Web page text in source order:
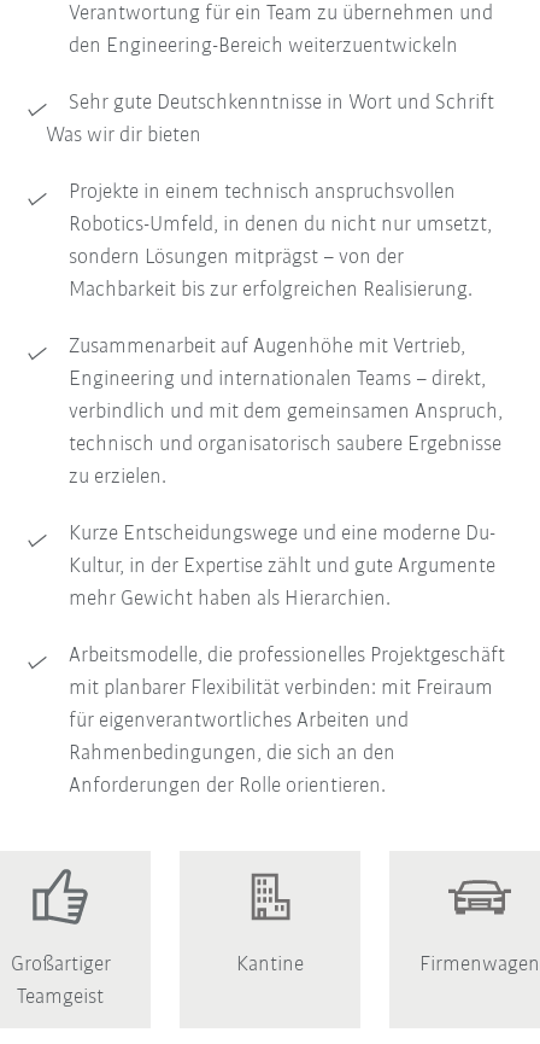
Verantwortung für ein Team zu übernehmen und
den Engineering-Bereich weiterzuentwickeln
Sehr gute Deutschkenntnisse in Wort und Schrift
Was wir dir bieten
Projekte in einem technisch anspruchsvollen
Robotics-Umfeld, in denen du nicht nur umsetzt,
sondern Lösungen mitprägst – von der
Machbarkeit bis zur erfolgreichen Realisierung.
Zusammenarbeit auf Augenhöhe mit Vertrieb,
Engineering und internationalen Teams – direkt,
verbindlich und mit dem gemeinsamen Anspruch,
technisch und organisatorisch saubere Ergebnisse
zu erzielen.
Kurze Entscheidungswege und eine moderne Du-
Kultur, in der Expertise zählt und gute Argumente
mehr Gewicht haben als Hierarchien.
Arbeitsmodelle, die professionelles Projektgeschäft
mit planbarer Flexibilität verbinden: mit Freiraum
für eigenverantwortliches Arbeiten und
Rahmenbedingungen, die sich an den
Anforderungen der Rolle orientieren.
Großartiger
Teamgeist
Kantine Firmenwagen